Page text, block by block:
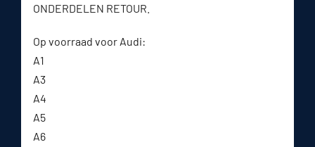
ONDERDELEN RETOUR.
Op voorraad voor Audi:
A1
A3
A4
A5
A6